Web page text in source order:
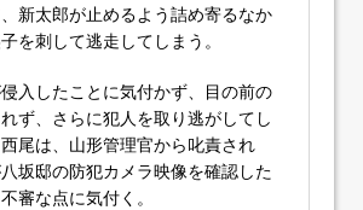
新太郎が止めるよう詰め寄るなか
を刺して逃走してしまう。
入したことに気付かず、目の前の
ず、さらに犯人を取り逃がしてし
尾は、山形管理官から叱責され
坂邸の防犯カメラ映像を確認した
審な点に気付く。